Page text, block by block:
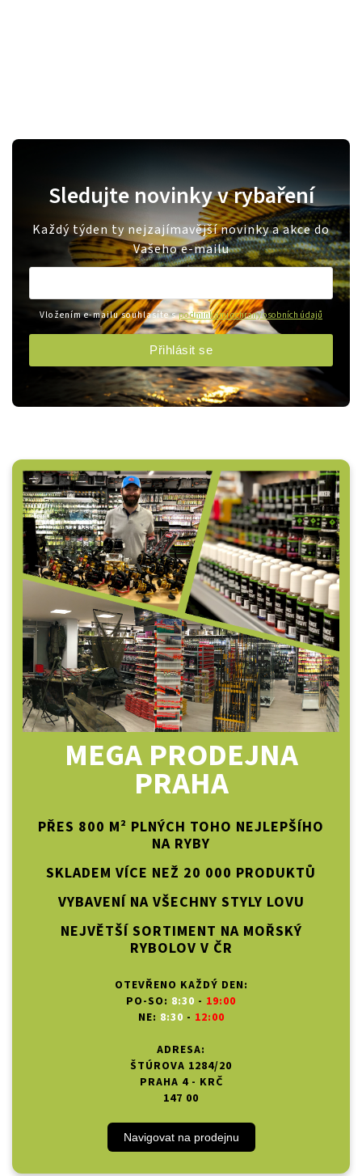
MEGA PRODEJNA
PRAHA
PŘES 800 M² PLNÝCH TOHO NEJLEPŠÍHO
NA RYBY
SKLADEM VÍCE NEŽ 20 000 PRODUKTŮ
VYBAVENÍ NA VŠECHNY STYLY LOVU
NEJVĚTŠÍ SORTIMENT NA MOŘSKÝ
RYBOLOV V ČR
OTEVŘENO KAŽDÝ DEN:
PO-SO: 8:30 - 19:00
NE: 8:30 - 12:00
ADRESA:
ŠTÚROVA 1284/20
PRAHA 4 - KRČ
147 00
Navigovat na prodejnu
Sledujte novinky v rybaření
Každý týden ty nejzajímavější novinky a akce do
Vašeho e-mailu
Vložením e-mailu souhlasíte spodmínkami ochrany osobních údajů
Přihlásit se